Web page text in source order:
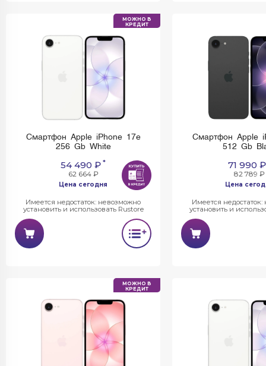
МОЖНО В
КРЕДИТ
Смартфон Apple iPhone 17e
256 Gb White
54 490 ₽ *
62 664 ₽
Цена сегодня
Имеется недостаток: невозможно
установить и использовать Rustore
Смартфон Apple
512 Gb
71 990 ₽
82 789 ₽
Цена
Имеется
установить и
МОЖНО В
КРЕДИТ